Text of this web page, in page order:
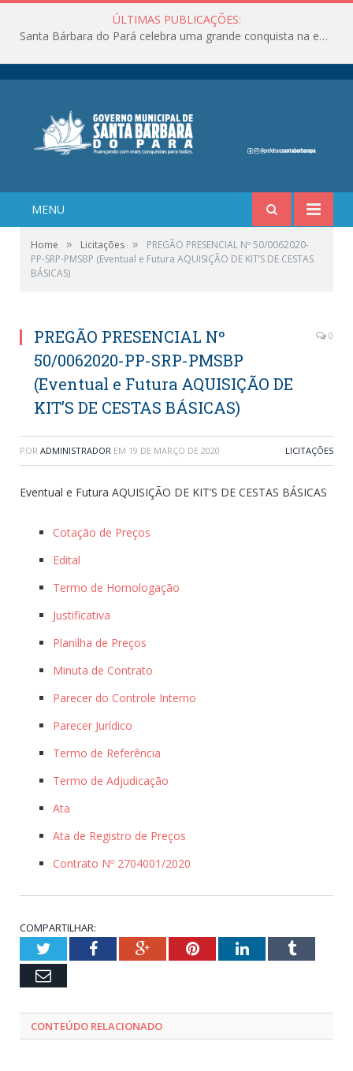
ÚLTIMAS PUBLICAÇÕES:
Santa Bárbara do Pará celebra uma grande conquista na educação!
MENU
Home » Licitações »
PREGÃO PRESENCIAL Nº 50/0062020-
PP-SRP-PMSBP (Eventual e Futura AQUISIÇÃO DE KIT’S DE CESTAS
BÁSICAS)
PREGÃO PRESENCIAL Nº
50/0062020-PP-SRP-PMSBP
(Eventual e Futura AQUISIÇÃO DE
KIT’S DE CESTAS BÁSICAS)
0
POR ADMINISTRADOR EM 19 DE MARÇO DE 2020 LICITAÇÕES
Eventual e Futura AQUISIÇÃO DE KIT’S DE CESTAS BÁSICAS
Cotação de Preços
Edital
Termo de Homologação
Justificativa
Planilha de Preços
Minuta de Contrato
Parecer do Controle Interno
Parecer Jurídico
Termo de Referência
Termo de Adjudicação
Ata
Ata de Registro de Preços
Contrato Nº 2704001/2020
COMPARTILHAR:
TwitterFacebookGoogle+PinterestLinkedInTumblr
Email
CONTEÚDO RELACIONADO